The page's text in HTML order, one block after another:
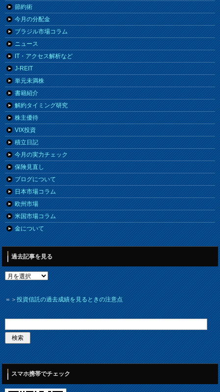
節約術
今月の分配金
ブラジル市場コラム
ニュース
IT・アクセス解析など
J-REIT
単元未満株
書籍紹介
解約タイミング研究
株主優待
VIX投資
積立日記
今月の実力チェック
保険見直し
ブログについて
日本市場コラム
欧州市場
米国市場コラム
金について
過去記事を見る
＝＞投資信託の過去成績を見るときの注意点
スマホ携帯でチェック